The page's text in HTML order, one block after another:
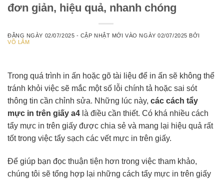
đơn giản, hiệu quả, nhanh chóng
ĐĂNG NGÀY 02/07/2025 - CẬP NHẬT MỚI VÀO NGÀY02/07/2025 BỞI
VÕ LÂM
Trong quá trình in ấn hoặc gõ tài liệu để in ấn sẽ không thể
tránh khỏi việc sẽ mắc một số lỗi chính tả hoặc sai sót
thông tin cần chỉnh sửa. Những lúc này, các cách tẩy
mực in trên giấy a4 là điều cần thiết. Có khá nhiều cách
tẩy mực in trên giấy được chia sẻ và mang lại hiệu quả rất
tốt trong việc tẩy sạch các vết mực in trên giấy.
Để giúp bạn đọc thuận tiện hơn trong việc tham khảo,
chúng tôi sẽ tổng hợp lại những cách tẩy mực in trên giấy